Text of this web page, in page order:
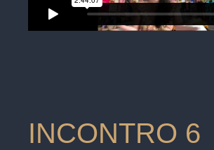
INCONTRO 6